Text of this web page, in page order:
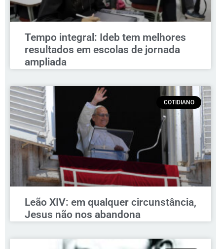
Tempo integral: Ideb tem melhores
resultados em escolas de jornada
ampliada
COTIDIANO
Leão XIV: em qualquer circunstância,
Jesus não nos abandona